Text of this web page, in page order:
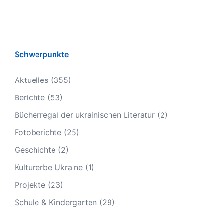
Schwerpunkte
Aktuelles (355)
Berichte (53)
Bücherregal der ukrainischen Literatur (2)
Fotoberichte (25)
Geschichte (2)
Kulturerbe Ukraine (1)
Projekte (23)
Schule & Kindergarten (29)